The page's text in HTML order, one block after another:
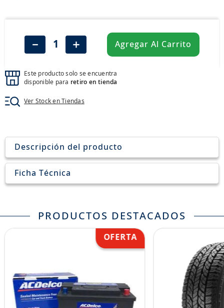
＋
－ Agregar Al Carrito
Este producto solo se encuentra
disponible para retiro en tienda
Ver Stock en Tiendas
Descripción del producto
Ficha Técnica
PRODUCTOS DESTACADOS
jockey john deere